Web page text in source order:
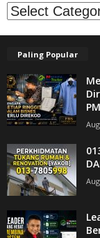
Kategori
Paling Popular